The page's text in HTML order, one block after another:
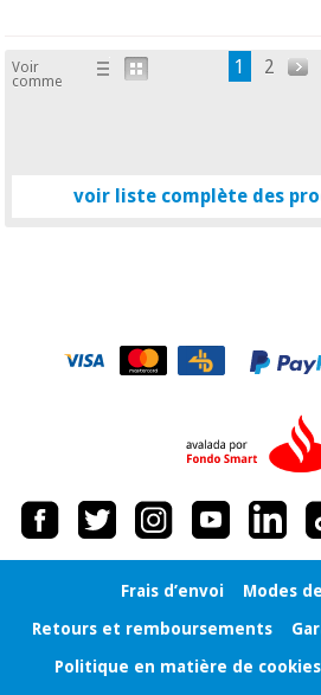
Voir
comme
1 2
voir liste complète des
Frais d’envoi
Modes
Retours et remboursements
Politique en matière de cookies